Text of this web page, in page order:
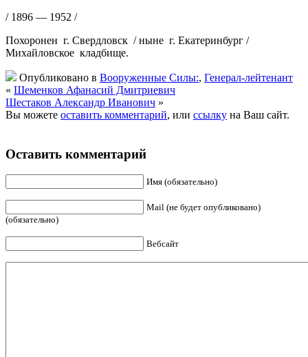
/ 1896 — 1952 /
Похоронен г. Свердловск / ныне г. Екатеринбург /
Михайловское кладбище.
Опубликовано в Вооруженные Силы:, Генерал-лейтенант
« Шеменков Афанасий Дмитриевич
Шестаков Александр Иванович »
Вы можете оставить комментарий, или ссылку на Ваш сайт.
Оставить комментарий
Имя (обязательно)
Mail (не будет опубликовано)
(обязательно)
Вебсайт